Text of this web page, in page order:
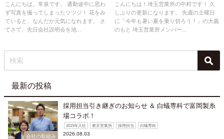
こんにちは。常泉です。 通勤途中に思わ
ず写真を撮ってしまったツツジ！ 花をみ
ていると、なんだか元気になれます。 さ
てさて、先日会社説明会を池...
こんにちは！埼玉営業所の中村です！ 久
しぶりの更新になります。 先週の土曜日
に「今年も暑い夏を乗り切ろう！」の大義
のもと 埼玉営業所メンバー...
最新の投稿
会社の取組み
採用担当引き継ぎのお知らせ ＆ 白蟻専科で富岡製糸
場コラボ！
2015年入社 東京営業所 採用担当 白蟻専科
2026.08.03